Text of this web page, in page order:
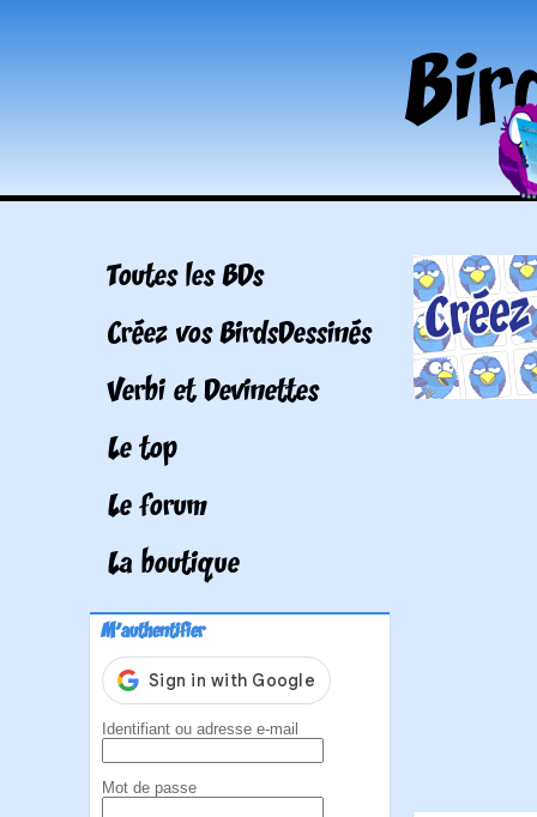
Toutes les BDs
Créez vos BirdsDessinés
Verbi et Devinettes
Le top
Le forum
La boutique
M'authentifier
Identifiant ou adresse e-mail
Mot de passe